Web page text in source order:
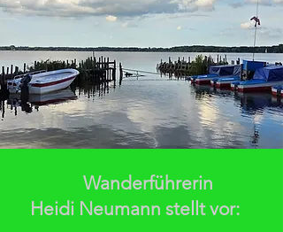
Wanderführerin
Heidi Neumann stellt vor: